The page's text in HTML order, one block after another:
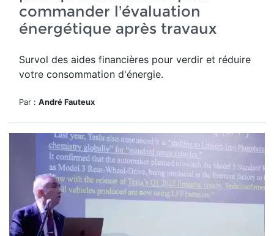
commander l’évaluation
énergétique après travaux
Survol des aides financières pour verdir et réduire
votre consommation d'énergie.
Par : André Fauteux